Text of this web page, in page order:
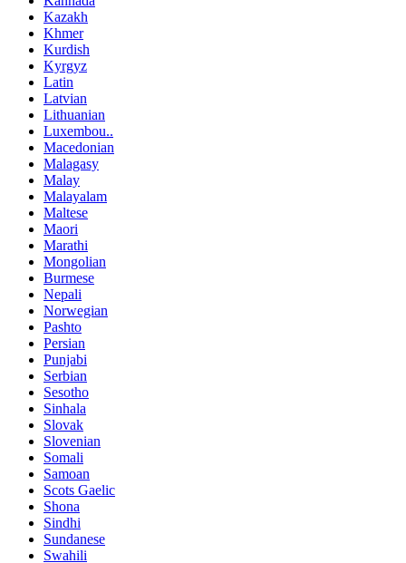
Kazakh
Khmer
Kurdish
Kyrgyz
Latin
Latvian
Lithuanian
Luxembou..
Macedonian
Malagasy
Malay
Malayalam
Maltese
Maori
Marathi
Mongolian
Burmese
Nepali
Norwegian
Pashto
Persian
Punjabi
Serbian
Sesotho
Sinhala
Slovak
Slovenian
Somali
Samoan
Scots Gaelic
Shona
Sindhi
Sundanese
Swahili